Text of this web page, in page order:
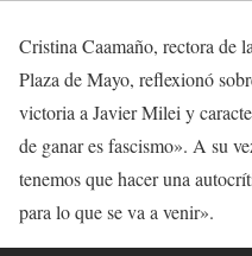
Cristina Caamaño, rectora de
Plaza de Mayo, reflexionó
victoria a Javier Milei y
de ganar es fascismo». A su
tenemos que hacer una
para lo que se va a venir».